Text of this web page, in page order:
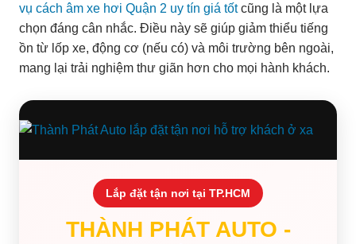
vụ cách âm xe hơi Quận 2 uy tín giá tốtcũng là một lựa
chọn đáng cân nhắc. Điều này sẽ giúp giảm thiểu tiếng
ồn từ lốp xe, động cơ (nếu có) và môi trường bên ngoài,
mang lại trải nghiệm thư giãn hơn cho mọi hành khách.
Lắp đặt tận nơi tại TP.HCM
THÀNH PHÁT AUTO -